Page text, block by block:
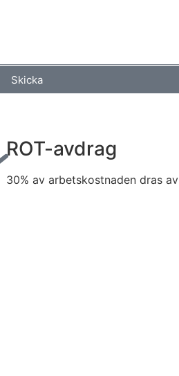
Skicka
ROT-avdrag
30% av arbetskostnaden dras av